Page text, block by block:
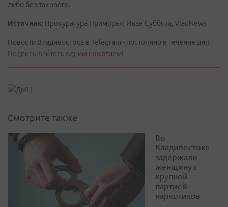
либо без такового.
Источник: Прокуратура Приморья, Иван Суббота, VladNews
Новости Владивостока в Telegram - постоянно в течение дня.
Подписывайтесь одним нажатием!
Смотрите также
Во
Владивостоке
задержали
женщину с
крупной
партией
наркотиков